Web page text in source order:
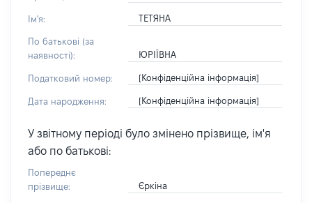
Ім'я: ТЕТЯНА
По батькові (за
наявності):
ЮРІЇВНА
Податковий номер: [Конфіденційна інформація]
Дата народження: [Конфіденційна інформація]
У звітному періоді було змінено прізвище, ім'я
або по батькові:
Попереднє
прізвище:
Єркіна